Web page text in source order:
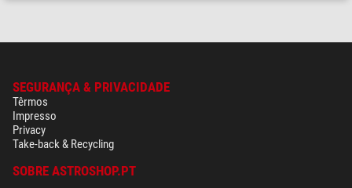
SEGURANÇA & PRIVACIDADE
Têrmos
Impresso
Privacy
Take-back & Recycling
SOBRE ASTROSHOP.PT